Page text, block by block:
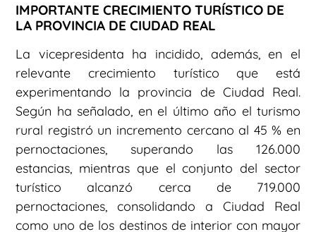
IMPORTANTE CRECIMIENTO TURÍSTICO DE
LA PROVINCIA DE CIUDAD REAL
La vicepresidenta ha incidido, además, en el
relevante crecimiento turístico que está
experimentando la provincia de Ciudad Real.
Según ha señalado, en el último año el turismo
rural registró un incremento cercano al 45 % en
pernoctaciones, superando las 126.000
estancias, mientras que el conjunto del sector
turístico alcanzó cerca de 719.000
pernoctaciones, consolidando a Ciudad Real
como uno de los destinos de interior con mayor